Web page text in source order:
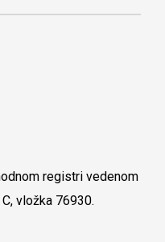
registri vedenom
vložka 76930.